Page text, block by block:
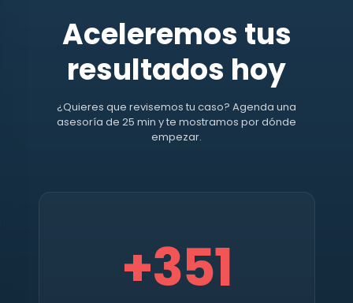
Aceleremos tus
resultados hoy
¿Quieres que revisemos tu caso? Agenda una
asesoría de 25 min y te mostramos por dónde
empezar.
+351